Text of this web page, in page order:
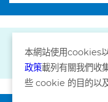
本網站使用cookies
政策載列有關我們收
些 cookie 的目的以